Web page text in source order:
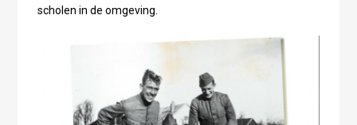
scholen in de omgeving.